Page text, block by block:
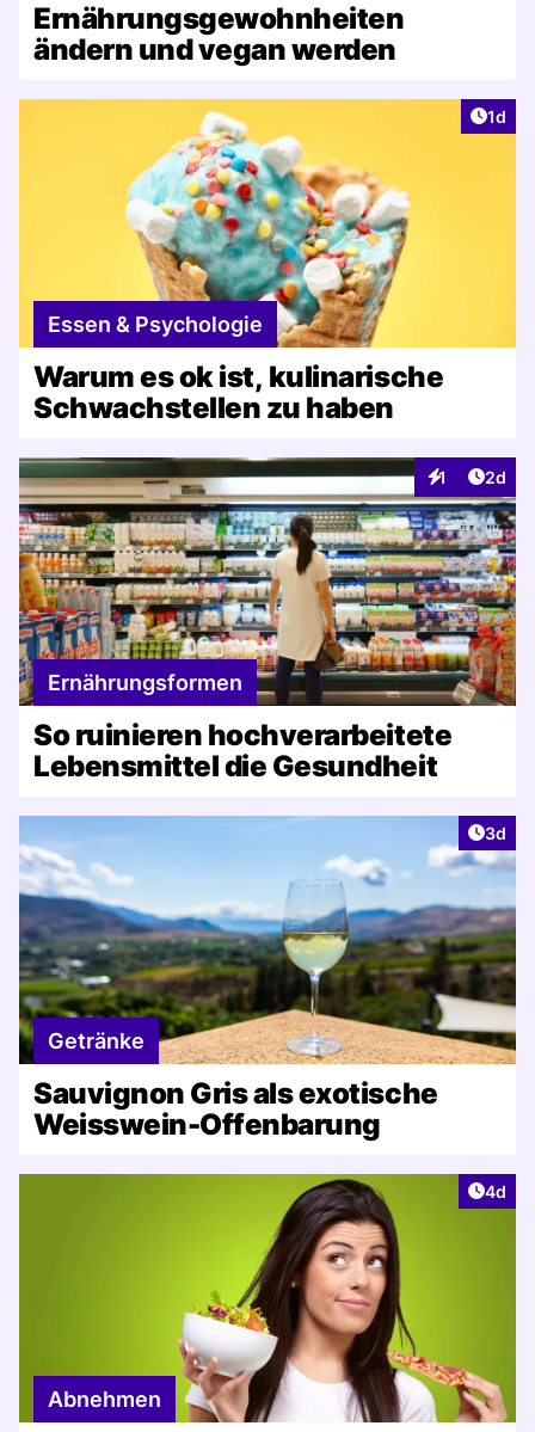
Ernährungsgewohnheiten
ändern und vegan werden
1d
Essen & Psychologie
Warum es ok ist, kulinarische
Schwachstellen zu haben
1
Interaktionen
2d
Ernährungsformen
So ruinieren hochverarbeitete
Lebensmittel die Gesundheit
3d
Getränke
Sauvignon Gris als exotische
Weisswein-Offenbarung
4d
Abnehmen